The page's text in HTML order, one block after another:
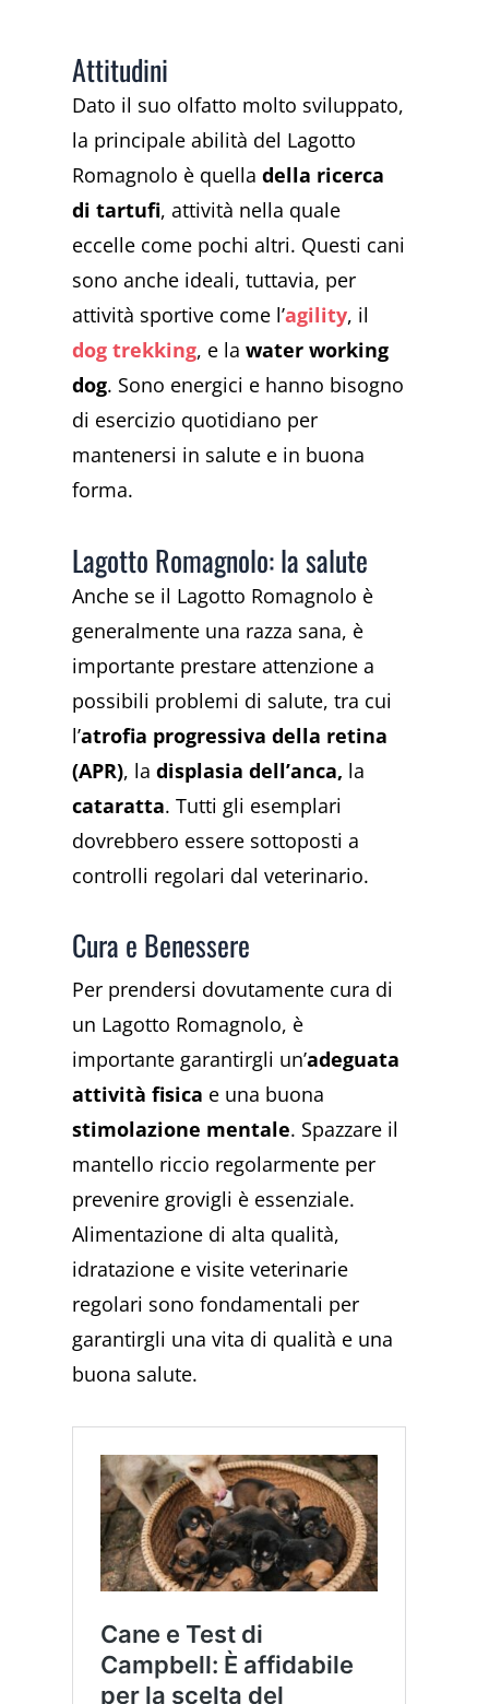
Attitudini
Dato il suo olfatto molto sviluppato,
la principale abilità del Lagotto
Romagnolo è quelladella ricerca
di tartufi, attività nella quale
eccelle come pochi altri. Questi cani
sono anche ideali, tuttavia, per
attività sportive come l’agility, il
dog trekking, e lawater working
dog. Sono energici e hanno bisogno
di esercizio quotidiano per
mantenersi in salute e in buona
forma.
Lagotto Romagnolo: la salute
Anche se il Lagotto Romagnolo è
generalmente una razza sana, è
importante prestare attenzione a
possibili problemi di salute, tra cui
l’atrofia progressiva della retina
(APR), ladisplasia dell’anca, la
cataratta. Tutti gli esemplari
dovrebbero essere sottoposti a
controlli regolari dal veterinario.
Cura e Benessere
Per prendersi dovutamente cura di
un Lagotto Romagnolo, è
importante garantirgli un’adeguata
attività fisica e una buona
stimolazione mentale. Spazzare il
mantello riccio regolarmente per
prevenire grovigli è essenziale.
Alimentazione di alta qualità,
idratazione e visite veterinarie
regolari sono fondamentali per
garantirgli una vita di qualità e una
buona salute.